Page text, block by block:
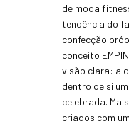
de moda
tendência do
confecção
conceito
visão clara: a
dentro de si
celebrada.
criados com